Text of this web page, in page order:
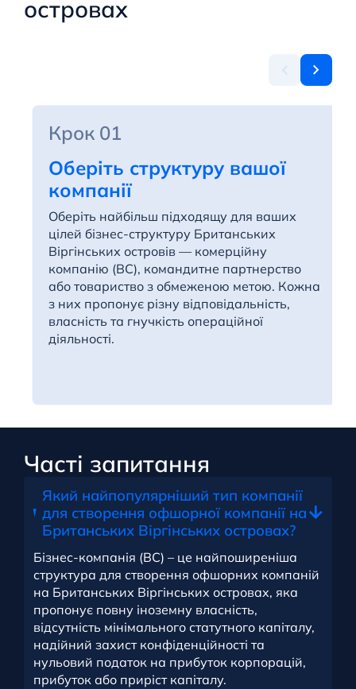
островах
Крок 01
Оберіть структуру вашої
компанії
Оберіть найбільш підходящу для ваших
цілей бізнес-структуру Британських
Віргінських островів — комерційну
компанію (BC), командитне партнерство
або товариство з обмеженою метою. Кожна
з них пропонує різну відповідальність,
власність та гнучкість операційної
діяльності.
Часті запитання
Який найпопулярніший тип компанії
для створення офшорної компанії на
Британських Віргінських островах?
Бізнес-компанія (BC) – це найпоширеніша
структура для створення офшорних компаній
на Британських Віргінських островах, яка
пропонує повну іноземну власність,
відсутність мінімального статутного капіталу,
надійний захист конфіденційності та
нульовий податок на прибуток корпорацій,
прибуток або приріст капіталу.